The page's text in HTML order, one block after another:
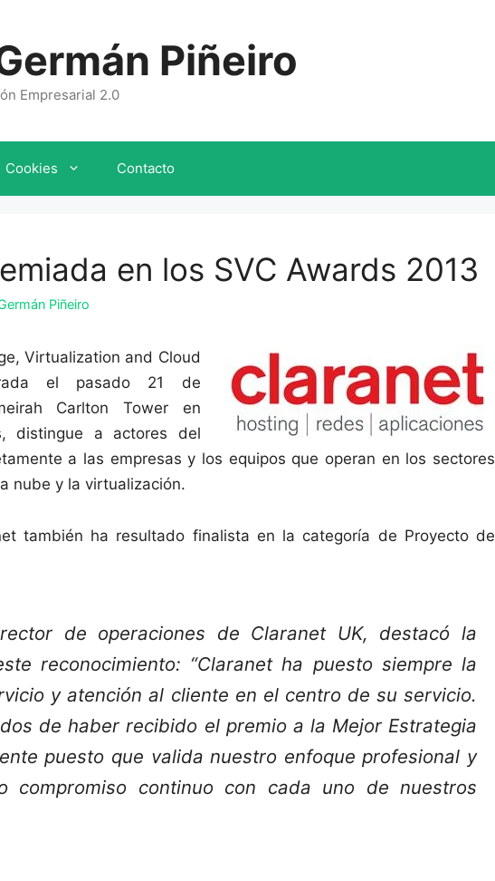
Piñeiro
Empresarial 2.0
Cookies Contacto
en los SVC Awards 2013
Piñeiro
Virtualization and Cloud
el pasado 21 de
Carlton Tower en
distingue a actores del
a las empresas y los equipos que operan en los sectores
nube y la virtualización.
también ha resultado finalista en la categoría de Proyecto de
de operaciones de Claranet UK, destacó la
reconocimiento: “Claranet ha puesto siempre la
y atención al cliente en el centro de su servicio.
de haber recibido el premio a la Mejor Estrategia
puesto que valida nuestro enfoque profesional y
compromiso continuo con cada uno de nuestros